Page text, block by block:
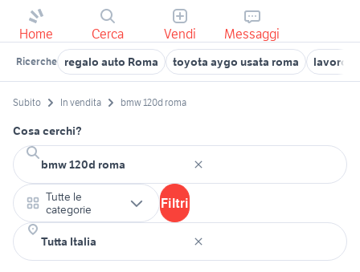
Home Cerca Vendi Messaggi
Ricerche regalo auto Roma toyota aygo usata roma lavoro
Subito In vendita bmw 120d roma
Cosa cerchi?
Tutte le
categorie
Filtri